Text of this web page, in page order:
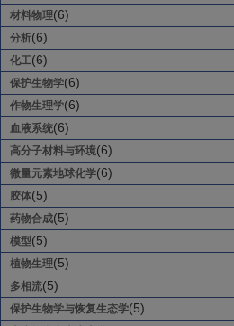
材料物理(6)
分析(6)
化工(6)
保护生物学(6)
作物生理学(6)
血液系统(6)
高分子材料与环境(6)
微量元素地球化学(6)
胶体(5)
药物合成(5)
模型(5)
植物生理(5)
多相流(5)
保护生物学与恢复生态学(5)